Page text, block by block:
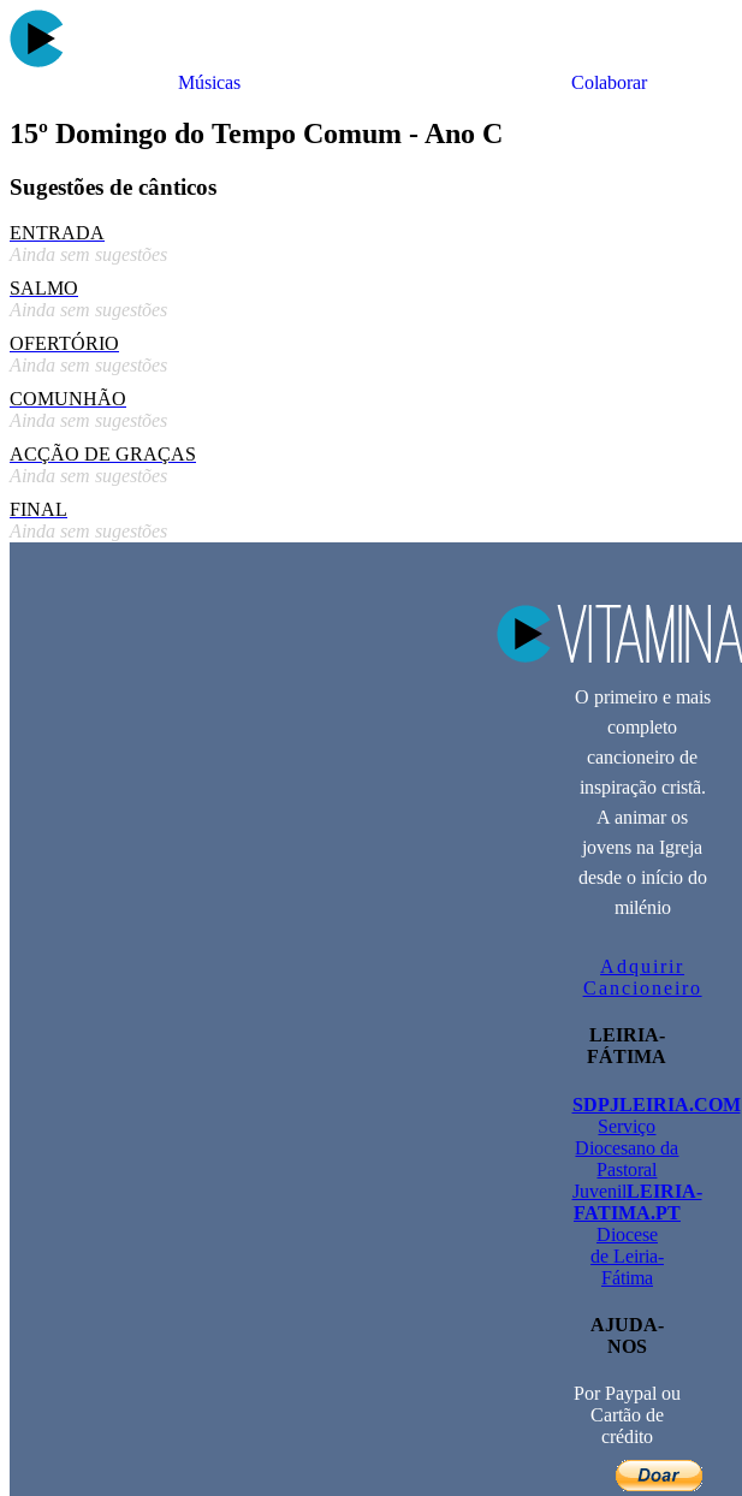
Músicas Colaborar
15º Domingo do Tempo Comum - Ano C
Sugestões de cânticos
ENTRADA
Ainda sem sugestões
SALMO
Ainda sem sugestões
OFERTÓRIO
Ainda sem sugestões
COMUNHÃO
Ainda sem sugestões
ACÇÃO DE GRAÇAS
Ainda sem sugestões
FINAL
Ainda sem sugestões
O primeiro e mais
completo
cancioneiro de
inspiração cristã.
A animar os
jovens na Igreja
desde o início do
milénio
Adquirir
Cancioneiro
LEIRIA-
FÁTIMA
SDPJLEIRIA.COM
Serviço
Diocesano da
Pastoral
JuvenilLEIRIA-
FATIMA.PT
Diocese
de Leiria-
Fátima
AJUDA-
NOS
Por Paypal ou
Cartão de
crédito